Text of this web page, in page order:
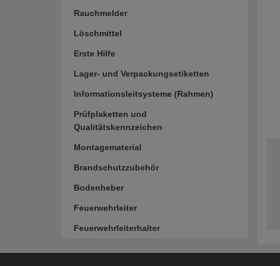
Rauchmelder
Löschmittel
Erste Hilfe
Lager- und Verpackungsetiketten
Informationsleitsysteme (Rahmen)
Prüfplaketten und
Qualitätskennzeichen
Montagematerial
Brandschutzzubehör
Bodenheber
Feuerwehrleiter
Feuerwehrleiterhalter